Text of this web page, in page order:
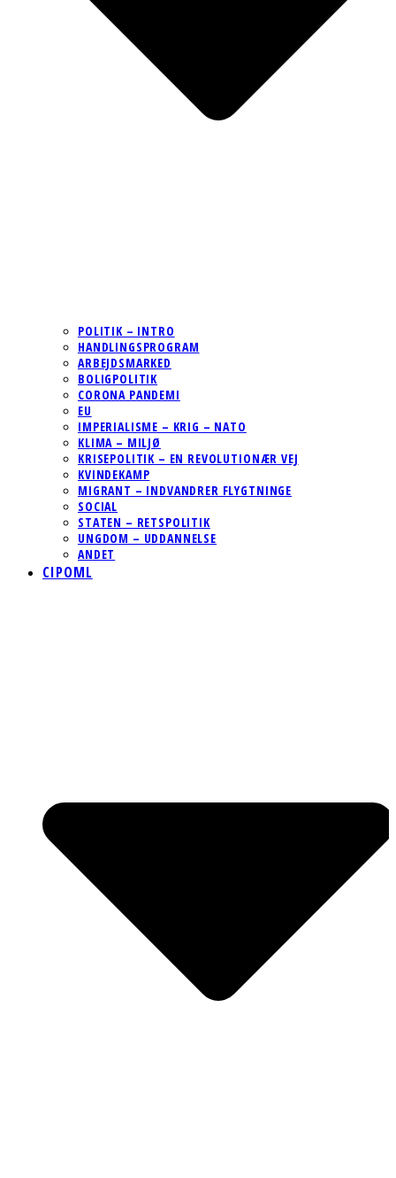
POLITIK – INTRO
HANDLINGSPROGRAM
ARBEJDSMARKED
BOLIGPOLITIK
CORONA PANDEMI
EU
IMPERIALISME – KRIG – NATO
KLIMA – MILJØ
KRISEPOLITIK – EN REVOLUTIONÆR VEJ
KVINDEKAMP
MIGRANT – INDVANDRER FLYGTNINGE
SOCIAL
STATEN – RETSPOLITIK
UNGDOM – UDDANNELSE
ANDET
CIPOML